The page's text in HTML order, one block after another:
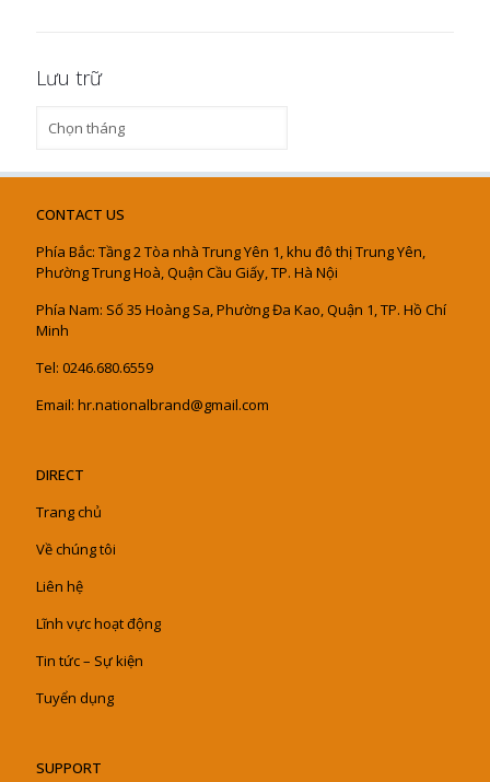
Lưu trữ
trữ
CONTACT US
Phía Bắc: Tầng 2 Tòa nhà Trung Yên 1, khu đô thị Trung Yên,
Phường Trung Hoà, Quận Cầu Giấy, TP. Hà Nội
Phía Nam: Số 35 Hoàng Sa, Phường Đa Kao, Quận 1, TP. Hồ Chí
Minh
Tel: 0246.680.6559
Email: hr.nationalbrand@gmail.com
DIRECT
Trang chủ
Về chúng tôi
Liên hệ
Lĩnh vực hoạt động
Tin tức – Sự kiện
Tuyển dụng
SUPPORT